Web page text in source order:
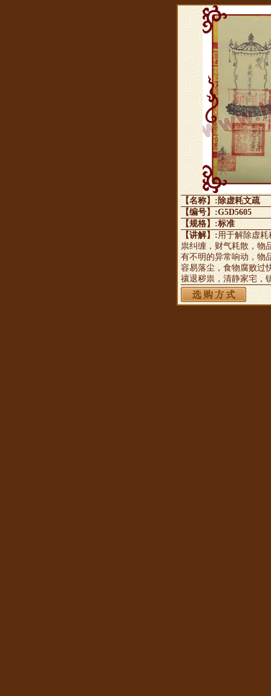
【名称】:除虚耗文疏
【编号】:G5D5605
【规格】:标准
【讲解】:用于解除虚
祟纠缠，财气耗散，物
有不明的异常响动，物
容易落尘，食物腐败过
禳退秽祟，清静家宅，